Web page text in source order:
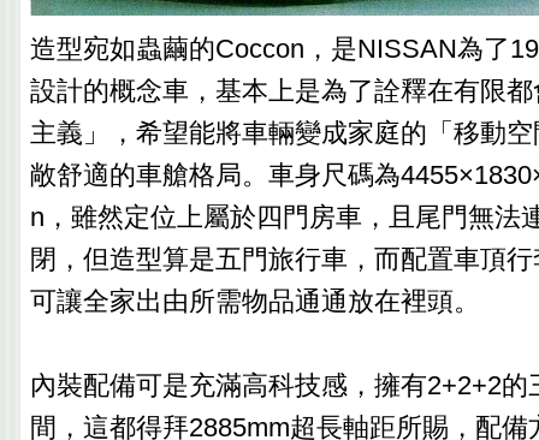
造型宛如蟲繭的Coccon，是NISSAN為了
設計的概念車，基本上是為了詮釋在有限
主義」，希望能將車輛變成家庭的「移動
敞舒適的車艙格局。車身尺碼為
n，雖然定位上屬於四門房車，且尾門無法
閉，但造型算是五門旅行車，而配置車頂
可讓全家出由所需物品通通放在裡頭。
內裝配備可是充滿高科技感，擁有2+2+2的
間，這都得拜2885mm超長軸距所賜，配